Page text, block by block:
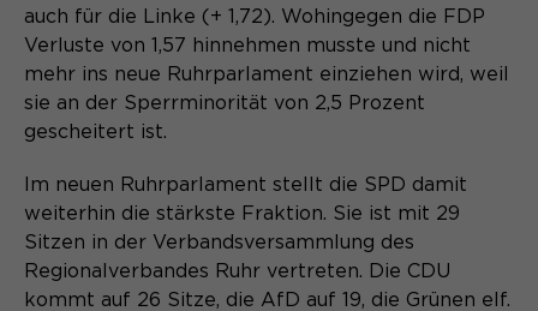
Datenbankeintrag des Nutzers.
Name PHPSESSID
Anbieter Session-Cookies
Laufzeit
Der Session Cookie wird beim
Schließen des Browsers wieder
gelöscht.
Name _pk_ses*
Matomo
Laufzeit 30 Minuten
Zweck
Speichert vorübergehend Daten der
aktuellen Sitzung.
Laufzeit 1 Jahr
Zweck
Speichert die vom Nutzer gewählte
Sprache für die automatische
Übersetzung der Website.
auch für die Linke (+ 1,72). Wohingegen die FDP
Verluste von 1,57 hinnehmen musste und nicht
mehr ins neue Ruhrparlament einziehen wird, weil
sie an der Sperrminorität von 2,5 Prozent
gescheitert ist.
Im neuen Ruhrparlament stellt die SPD damit
weiterhin die stärkste Fraktion. Sie ist mit 29
Sitzen in der Verbandsversammlung des
Regionalverbandes Ruhr vertreten. Die CDU
kommt auf 26 Sitze, die AfD auf 19, die Grünen elf.